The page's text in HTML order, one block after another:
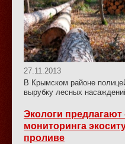
27.11.2013
В Крымском районе
вырубку лесных
Экологи предлагают
мониторинга
проливе